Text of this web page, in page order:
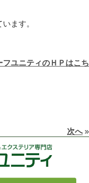
ます。
ユニティのＨＰはこち
次へ»